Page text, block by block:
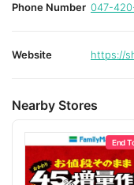
Phone Number 047-
Website https://
Nearby Stores
End